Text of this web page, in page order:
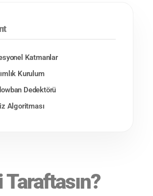
Katmanlar
Kurulum
Dedektörü
Algoritması